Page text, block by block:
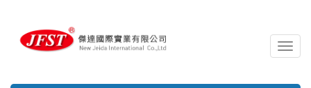
導
覽